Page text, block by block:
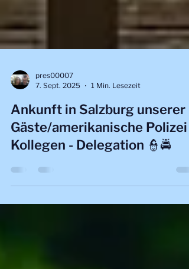
pres00007
7. Sept. 2025
1 Min. Lesezeit
Ankunft in Salzburg unserer
Gäste/amerikanische Polizei
Kollegen - Delegation 👮🚔